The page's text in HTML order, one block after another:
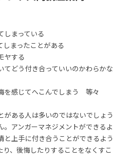
しまっている
しまったことがある
ヤする
てどう付き合っていいのかわらかな
を感じてへこんでしまう 等々
がある人は多いのではないでしょう
。アンガーマネジメントができるよ
と上手に付き合うことができるよう
り、後悔したりすることをなくすこ